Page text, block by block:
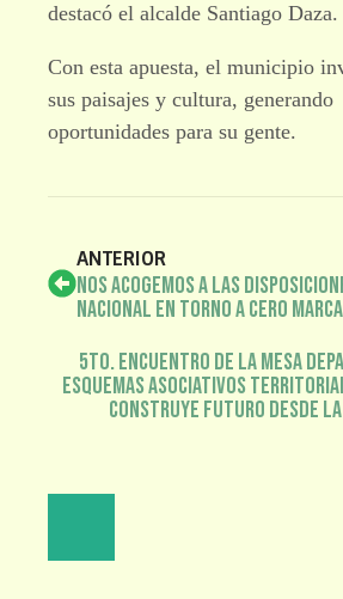
destacó el alcalde Santiago Daza.
Con esta apuesta, el municipio
sus paisajes y cultura, generando
oportunidades para su gente.
ANTERIOR
Nos acogemos a las
Nacional en torno a Cero
5to. Encuentro de la Mesa
Esquemas Asociativos
Construye Futuro desde